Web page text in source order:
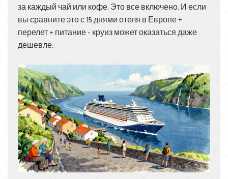
за каждый чай или кофе. Это все включено. И если
вы сравните это с 15 днями отеля в Европе +
перелет + питание - круиз может оказаться даже
дешевле.